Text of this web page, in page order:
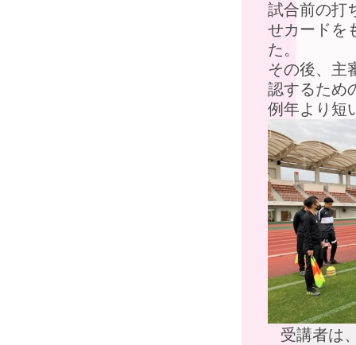
試合前の打
せカードを
た。
その後、主
認するため
例年より短
受講者は